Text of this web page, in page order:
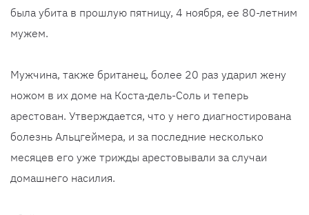
была убита в прошлую пятницу, 4 ноября, ее 80-летним
мужем.
Мужчина, также британец, более 20 раз ударил жену
ножом в их доме на Коста-дель-Соль и теперь
арестован. Утверждается, что у него диагностирована
болезнь Альцгеймера, и за последние несколько
месяцев его уже трижды арестовывали за случаи
домашнего насилия.